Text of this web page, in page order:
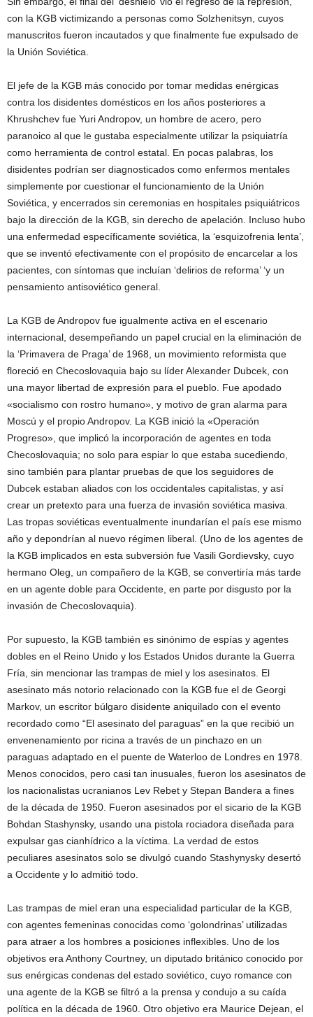
con la KGB victimizando a personas como Solzhenitsyn, cuyos
manuscritos fueron incautados y que finalmente fue expulsado de
la Unión Soviética.
El jefe de la KGB más conocido por tomar medidas enérgicas
contra los disidentes domésticos en los años posteriores a
Khrushchev fue Yuri Andropov, un hombre de acero, pero
paranoico al que le gustaba especialmente utilizar la psiquiatría
como herramienta de control estatal. En pocas palabras, los
disidentes podrían ser diagnosticados como enfermos mentales
simplemente por cuestionar el funcionamiento de la Unión
Soviética, y encerrados sin ceremonias en hospitales psiquiátricos
bajo la dirección de la KGB, sin derecho de apelación. Incluso hubo
una enfermedad específicamente soviética, la ‘esquizofrenia lenta’,
que se inventó efectivamente con el propósito de encarcelar a los
pacientes, con síntomas que incluían ‘delirios de reforma’ ‘y un
pensamiento antisoviético general.
La KGB de Andropov fue igualmente activa en el escenario
internacional, desempeñando un papel crucial en la eliminación de
la ‘Primavera de Praga’ de 1968, un movimiento reformista que
floreció en Checoslovaquia bajo su líder Alexander Dubcek, con
una mayor libertad de expresión para el pueblo. Fue apodado
«socialismo con rostro humano», y motivo de gran alarma para
Moscú y el propio Andropov. La KGB inició la «Operación
Progreso», que implicó la incorporación de agentes en toda
Checoslovaquia; no solo para espiar lo que estaba sucediendo,
sino también para plantar pruebas de que los seguidores de
Dubcek estaban aliados con los occidentales capitalistas, y así
crear un pretexto para una fuerza de invasión soviética masiva.
Las tropas soviéticas eventualmente inundarían el país ese mismo
año y depondrían al nuevo régimen liberal. (Uno de los agentes de
la KGB implicados en esta subversión fue Vasili Gordievsky, cuyo
hermano Oleg, un compañero de la KGB, se convertiría más tarde
en un agente doble para Occidente, en parte por disgusto por la
invasión de Checoslovaquia).
Por supuesto, la KGB también es sinónimo de espías y agentes
dobles en el Reino Unido y los Estados Unidos durante la Guerra
Fría, sin mencionar las trampas de miel y los asesinatos. El
asesinato más notorio relacionado con la KGB fue el de Georgi
Markov, un escritor búlgaro disidente aniquilado con el evento
recordado como “El asesinato del paraguas” en la que recibió un
envenenamiento por ricina a través de un pinchazo en un
paraguas adaptado en el puente de Waterloo de Londres en 1978.
Menos conocidos, pero casi tan inusuales, fueron los asesinatos de
los nacionalistas ucranianos Lev Rebet y Stepan Bandera a fines
de la década de 1950. Fueron asesinados por el sicario de la KGB
Bohdan Stashynsky, usando una pistola rociadora diseñada para
expulsar gas cianhídrico a la víctima. La verdad de estos
peculiares asesinatos solo se divulgó cuando Stashynysky desertó
a Occidente y lo admitió todo.
Las trampas de miel eran una especialidad particular de la KGB,
con agentes femeninas conocidas como ‘golondrinas’ utilizadas
para atraer a los hombres a posiciones inflexibles. Uno de los
objetivos era Anthony Courtney, un diputado británico conocido por
sus enérgicas condenas del estado soviético, cuyo romance con
una agente de la KGB se filtró a la prensa y condujo a su caída
política en la década de 1960. Otro objetivo era Maurice Dejean, el